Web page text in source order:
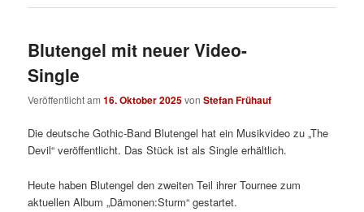
Blutengel mit neuer Video-
Single
Veröffentlicht am16. Oktober 2025vonStefan Frühauf
Die deutsche Gothic-Band Blutengel hat ein Musikvideo zu „The
Devil“ veröffentlicht. Das Stück ist als Single erhältlich.
Heute haben Blutengel den zweiten Teil ihrer Tournee zum
aktuellen Album „Dämonen:Sturm“ gestartet.